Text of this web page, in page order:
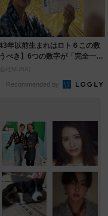
43年以前生まれはロト６この数
べき】6つの数字が「完全一
方...
社MURA)
Recommended by